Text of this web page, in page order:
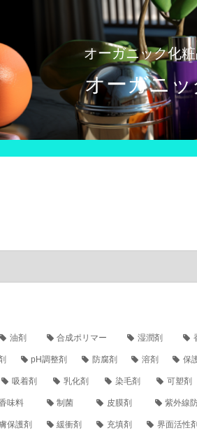
オーガニック化
オーガニ
油剤 合成ポリマー 湿潤剤
pH調整剤 防腐剤 溶剤 保
吸着剤 乳化剤 染毛剤 可塑剤
味料 制菌 皮膜剤 紫外線
保護剤 緩衝剤 充填剤 界面活性剤